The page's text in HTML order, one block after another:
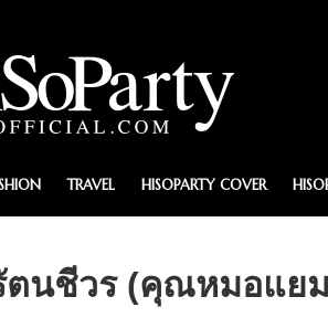
TRAVEL HISOPARTY COVER
นชีวร (คุณหมอแย